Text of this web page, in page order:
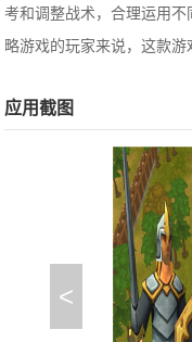
考和调整战术，合理运用
略游戏的玩家来说，这款游
应用截图
<